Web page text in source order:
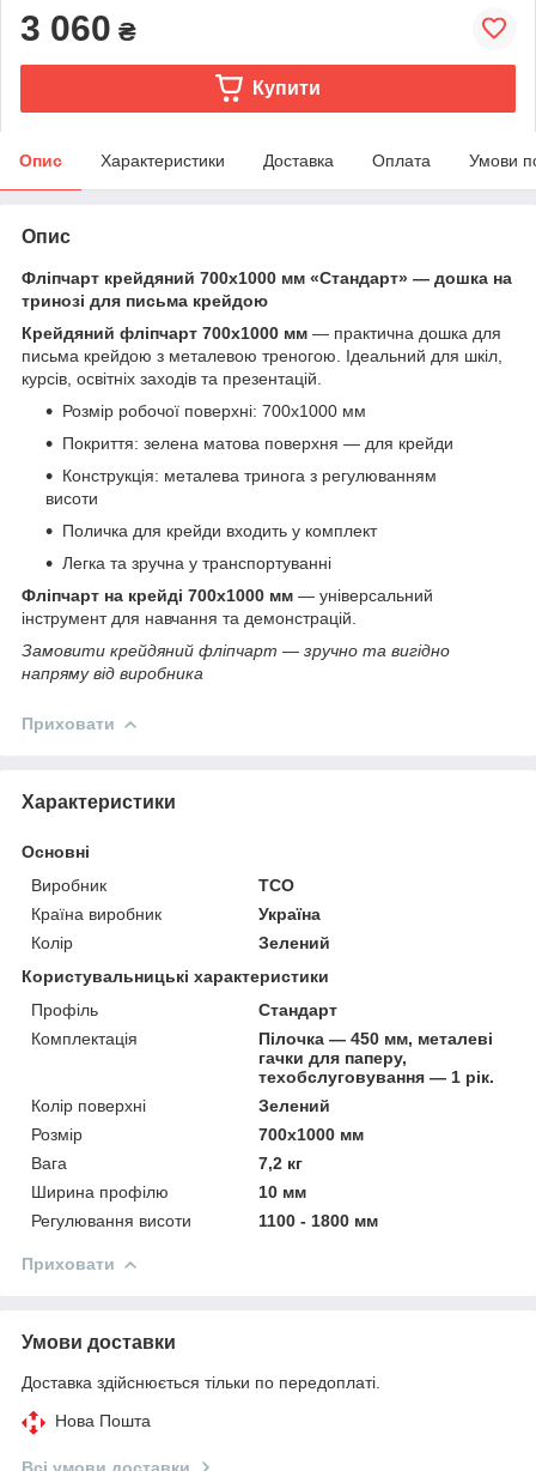
3 060 ₴
Купити
Опис Характеристики Доставка Оплата Умови
Опис
Фліпчарт крейдяний 700x1000 мм «Стандарт» — дошка на
тринозі для письма крейдою
Крейдяний фліпчарт 700x1000 мм — практична дошка для
письма крейдою з металевою треногою. Ідеальний для шкіл,
курсів, освітніх заходів та презентацій.
Розмір робочої поверхні: 700x1000 мм
Покриття: зелена матова поверхня — для крейди
Конструкція: металева тринога з регулюванням
висоти
Поличка для крейди входить у комплект
Легка та зручна у транспортуванні
Фліпчарт на крейді 700x1000 мм — універсальний
інструмент для навчання та демонстрацій.
Замовити крейдяний фліпчарт — зручно та вигідно
напряму від виробника
Приховати
Характеристики
Основні
Виробник
ТСО
Країна виробник
Україна
Колір
Зелений
Користувальницькі характеристики
Профіль
Стандарт
Комплектація
Пілочка — 450 мм, металеві
гачки для паперу,
техобслуговування — 1 рік.
Колір поверхні
Зелений
Розмір
700х1000 мм
Вага
7,2 кг
Ширина профілю
10 мм
Регулювання висоти
1100 - 1800 мм
Приховати
Умови доставки
Доставка здійснюється тільки по передоплаті.
Нова Пошта
Всі умови доставки